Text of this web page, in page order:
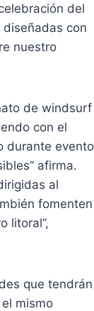
del
con
nuestro
de windsurf
con el
durante
afirma.
al
fomenten
litoral”,
que tendrán
mismo